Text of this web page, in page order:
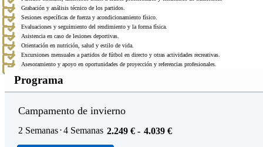
Grabación y análisis técnico de los partidos.
Sesiones específicas de fuerza y acondicionamiento físico.
Evaluaciones y seguimiento del rendimiento y la forma física.
Asistencia en caso de lesiones deportivas.
Orientación en nutrición, salud y estilo de vida.
Excursiones mensuales a partidos de fútbol en directo y otras actividades recreativas.
Asesoramiento y apoyo en oportunidades de proyección y referencias profesionales.
Programa
Campamento de invierno
2 Semanas⋅4 Semanas 2.249 € - 4.039 €